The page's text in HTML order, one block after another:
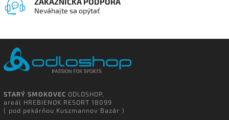
Neváhajte sa opýtať
STARÝ SMOKOVEC ODLOSHOP,
areál HREBIENOK RESORT 18099
( pod pekárňou Kuszmannov Bazár )